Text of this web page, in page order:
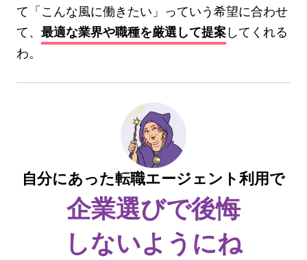
て「こんな風に働きたい」っていう希望に合わせ
て、 最適な業界や職種を厳選して提案してくれる
わ。
自分にあった転職エージェント利用で
企業選びで後悔
しないようにね